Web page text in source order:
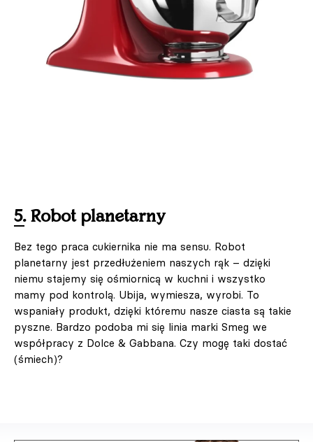
5. Robot planetarny
Bez tego praca cukiernika nie ma sensu. Robot
planetarny jest przedłużeniem naszych rąk – dzięki
niemu stajemy się ośmiornicą w kuchni i wszystko
mamy pod kontrolą. Ubija, wymiesza, wyrobi. To
wspaniały produkt, dzięki któremu nasze ciasta są takie
pyszne. Bardzo podoba mi się linia marki Smeg we
współpracy z Dolce & Gabbana. Czy mogę taki dostać
(śmiech)?